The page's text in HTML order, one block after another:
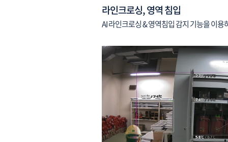
라인크로싱, 영역 침입
AI 라인크로싱 & 영역침입 감지 기능을 이